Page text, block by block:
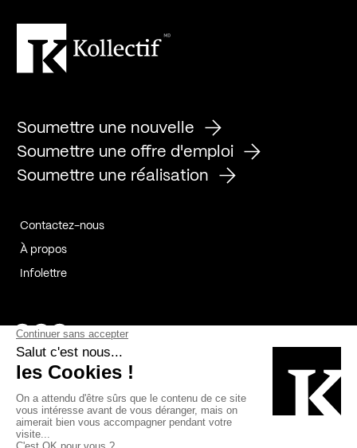
Soumettre une nouvelle
Soumettre une offre d'emploi
Soumettre une réalisation
Contactez-nous
À propos
Infolettre
Page Facebook de Kollectif
Page Instagram de Kollectif
Page Linkedin de Kollectif